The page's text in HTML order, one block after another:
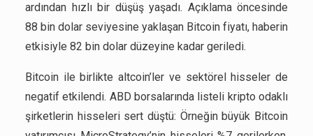
ardından hızlı bir düşüş yaşadı. Açıklama öncesinde
88 bin dolar seviyesine yaklaşan Bitcoin fiyatı, haberin
etkisiyle 82 bin dolar düzeyine kadar geriledi.
Bitcoin ile birlikte altcoin’ler ve sektörel hisseler de
negatif etkilendi. ABD borsalarında listeli kripto odaklı
şirketlerin hisseleri sert düştü: Örneğin büyük Bitcoin